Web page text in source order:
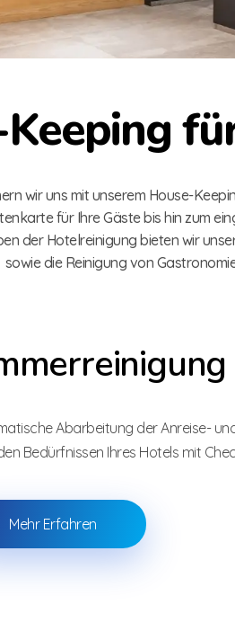
wir uns mit unserem House-
für Ihre Gäste bis hin zum
der Hotelreinigung bieten wir
sowie die Reinigung von
Abarbeitung der Anreise-
Bedürfnissen Ihres Hotels mit
Mehr Erfahren